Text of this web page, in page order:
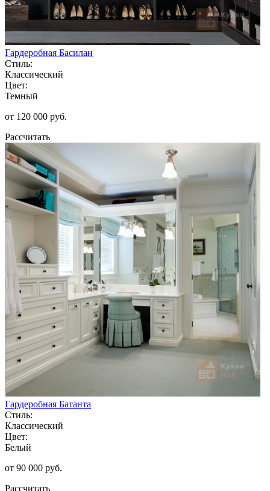
Гардеробная Басилан
Стиль:
Классический
Цвет:
Темный
от 120 000 руб.
Рассчитать
Гардеробная Батанта
Стиль:
Классический
Цвет:
Белый
от 90 000 руб.
Рассчитать